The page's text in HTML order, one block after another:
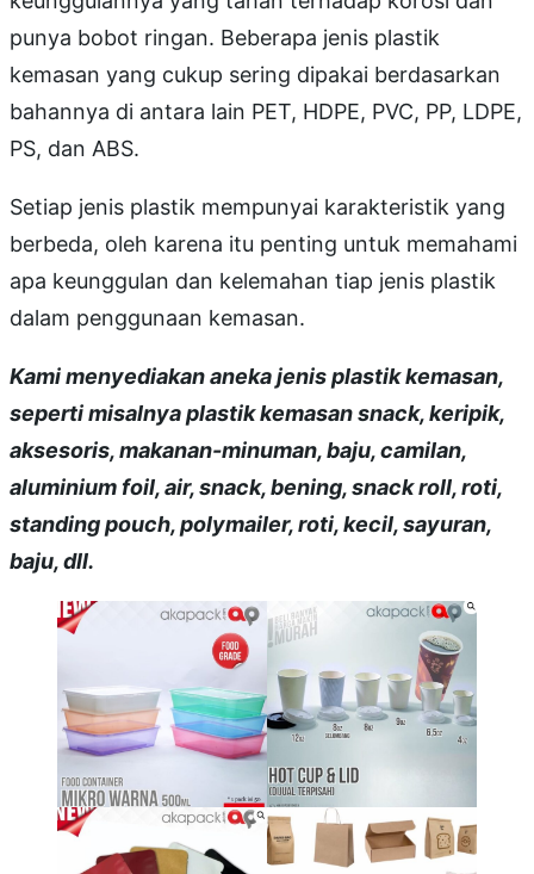
punya bobot ringan. Beberapa jenis plastik
kemasan yang cukup sering dipakai berdasarkan
bahannya di antara lain PET, HDPE, PVC, PP, LDPE,
PS, dan ABS.
Setiap jenis plastik mempunyai karakteristik yang
berbeda, oleh karena itu penting untuk memahami
apa keunggulan dan kelemahan tiap jenis plastik
dalam penggunaan kemasan.
Kami menyediakan aneka jenis plastik kemasan,
seperti misalnya plastik kemasan snack, keripik,
aksesoris, makanan-minuman, baju, camilan,
aluminium foil, air, snack, bening, snack roll, roti,
standing pouch, polymailer, roti, kecil, sayuran,
baju, dll.